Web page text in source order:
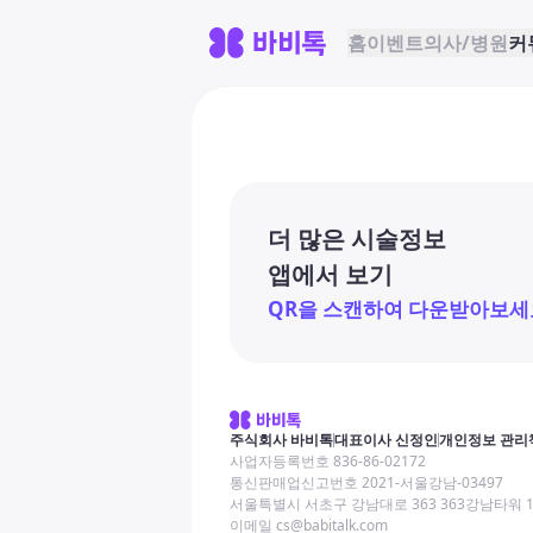
홈이벤트의사/병원커
더 많은 시술정보
앱에서 보기
QR을 스캔하여 다운받아보세
주식회사 바비톡대표이사 신정인개인정보 관리
사업자등록번호 836-86-02172
통신판매업신고번호 2021-서울강남-03497
서울특별시 서초구 강남대로 363 363강남타워
이메일 cs@babitalk.com